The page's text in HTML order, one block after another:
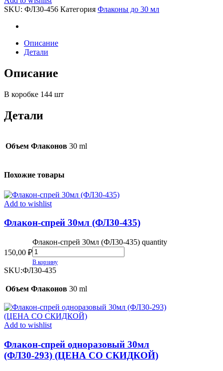
SKU: ФЛ30-456 Категория Флаконы до 30 мл
Описание
Детали
Описание
В коробке 144 шт
Детали
Объем Флаконов 30 ml
Похожие товары
Add to wishlist
Флакон-спрей 30мл (ФЛ30-435)
150,00 ₽
Флакон-спрей 30мл (ФЛ30-435) quantity
В корзину
SKU:ФЛ30-435
Объем Флаконов 30 ml
Add to wishlist
Флакон-спрей одноразовый 30мл
(ФЛ30-293) (ЦЕНА СО СКИДКОЙ)